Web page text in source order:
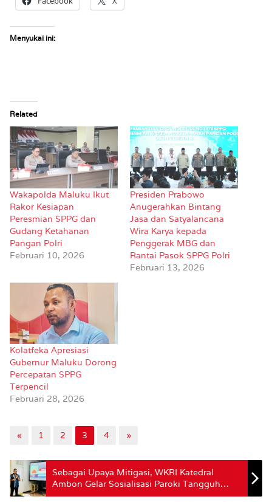
Menyukai ini:
Related
Wakapolda Maluku Ikut
Rakor Kesiapan
Peresmian SPPG dan
Gudang Ketahanan
Pangan Polri
Februari 10, 2026
Presiden Prabowo
Anugerahkan Bintang
Jasa dan Satyalancana
Wira Karya kepada
Penggerak MBG dan
Rantai Pasok SPPG Polri
Februari 13, 2026
Kolatfeka Apresiasi
Gubernur Maluku Dorong
Percepatan SPPG
Terpencil
Februari 28, 2026
« 1 2 3 4 »
Sebagai Upaya Mitigasi, WKRI Katedral
Ambon Gelar Sosialisasi Paroki Tangguh
Bencana